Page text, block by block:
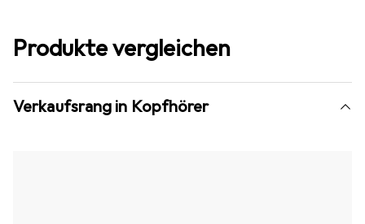
Produkte vergleichen
Verkaufsrang in Kopfhörer